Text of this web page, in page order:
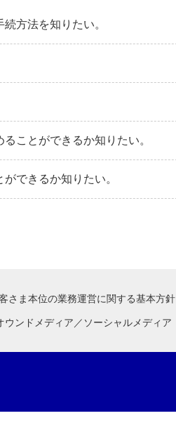
方法を知りたい。
ことができるか知りたい。
できるか知りたい。
さま本位の業務運営に関する基本方針
ウンドメディア／ソーシャルメディア